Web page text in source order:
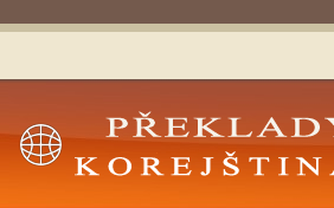
Překlady Korejština